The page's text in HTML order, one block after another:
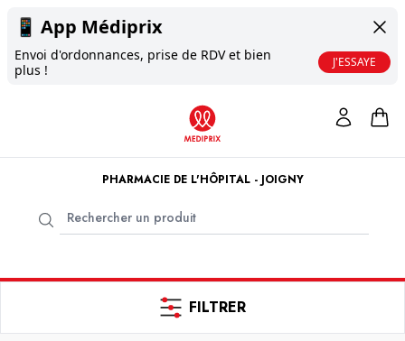
📱 App Médiprix
Envoi d'ordonnances, prise de RDV et bien
plus !
J'ESSAYE
PHARMACIE DE L'HÔPITAL - JOIGNY
FILTRER